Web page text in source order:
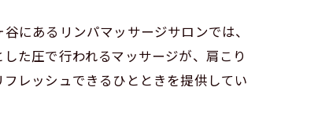
にあるリンパマッサージサロンでは、
た圧で行われるマッサージが、肩こり
レッシュできるひとときを提供してい